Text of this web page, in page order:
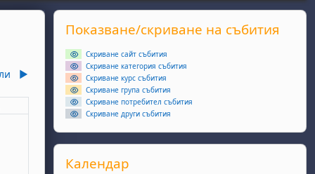
▶︎
6 юнинеделя, 7 юни
Supplementary blocks
Прескочи Показване/скриване на събития
Показване/скриване на събития
Скриване сайт събития
Скриване категория събития
Скриване курс събития
Скриване група събития
Скриване потребител събития
Скриване други събития
Прескочи Календар
Календар